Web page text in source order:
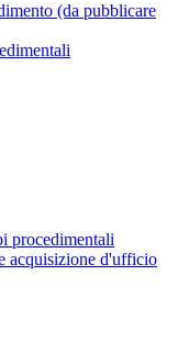
(da pubblicare
procedimentali
acquisizione d'ufficio